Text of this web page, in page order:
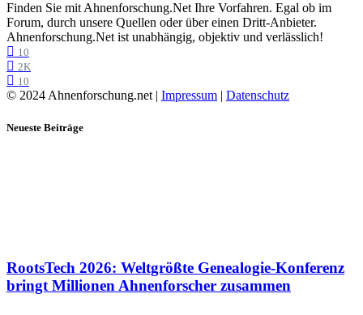
Finden Sie mit Ahnenforschung.Net Ihre Vorfahren. Egal ob im
Forum, durch unsere Quellen oder über einen Dritt-Anbieter.
Ahnenforschung.Net ist unabhängig, objektiv und verlässlich!
10
2K
10
© 2024 Ahnenforschung.net | Impressum | Datenschutz
Neueste Beiträge
RootsTech 2026: Weltgrößte Genealogie-Konferenz
bringt Millionen Ahnenforscher zusammen